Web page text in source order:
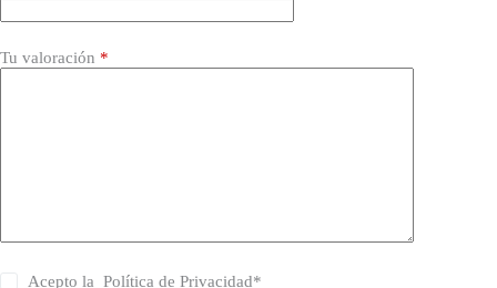
Tu valoración *
Acepto laPolítica de Privacidad*